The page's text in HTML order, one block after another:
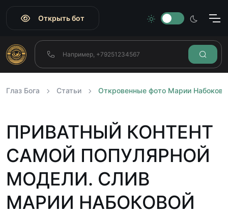
Открыть бот
Глаз Бога Статьи Откровенные фото Марии
ПРИВАТНЫЙ КОНТЕНТ
САМОЙ ПОПУЛЯРНОЙ
МОДЕЛИ. СЛИВ
МАРИИ НАБОКОВОЙ